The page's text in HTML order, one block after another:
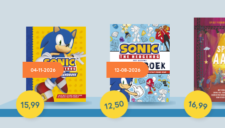
04-11-2026
15,99
Hardcover
12-08-2026
12,50
Paperback
16,99
Hardcover